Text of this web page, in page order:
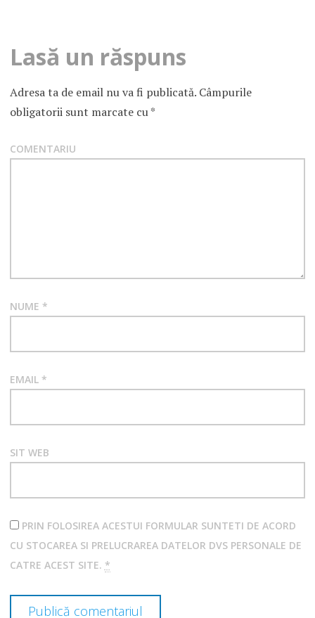
Lasă un răspuns
Adresa ta de email nu va fi publicată.Câmpurile
obligatorii sunt marcate cu*
COMENTARIU
NUME *
EMAIL *
SIT WEB
PRIN FOLOSIREA ACESTUI FORMULAR SUNTETI DE ACORD
CU STOCAREA SI PRELUCRAREA DATELOR DVS PERSONALE DE
CATRE ACEST SITE. *